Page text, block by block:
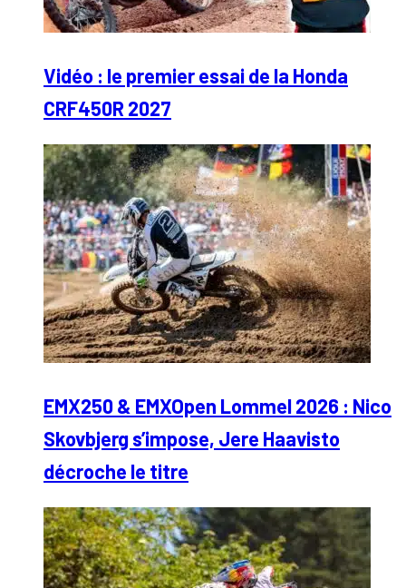
Vidéo : le premier essai de la Honda
CRF450R 2027
EMX250 & EMXOpen Lommel 2026 : Nico
Skovbjerg s’impose, Jere Haavisto
décroche le titre